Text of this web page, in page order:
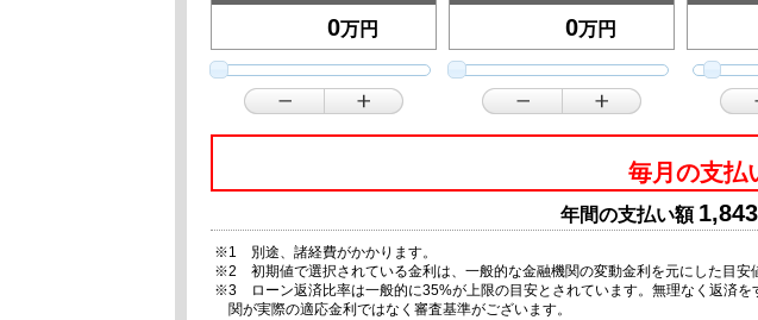
万円
万円
毎月の支払
年間の支払い額
※1 別途、諸経費がかかります。
※2 初期値で選択されている金利は、一般的な金融機関の変動金利を元にした目安
※3 ローン返済比率は一般的に35%が上限の目安とされています。無理なく返済
関が実際の適応金利ではなく審査基準がございます。